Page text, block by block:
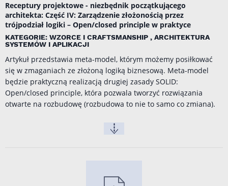
Receptury projektowe - niezbędnik początkującego
architekta: Część IV: Zarządzenie złożonością przez
trójpodział logiki – Open/closed principle w praktyce
KATEGORIE: WZORCE I CRAFTSMANSHIP , ARCHITEKTURA
SYSTEMÓW I APLIKACJI
Artykuł przedstawia meta-model, którym możemy posiłkować
się w zmaganiach ze złożoną logiką biznesową. Meta-model
będzie praktyczną realizacją drugiej zasady SOLID:
Open/closed principle, która pozwala tworzyć rozwiązania
otwarte na rozbudowę (rozbudowa to nie to samo co zmiana).